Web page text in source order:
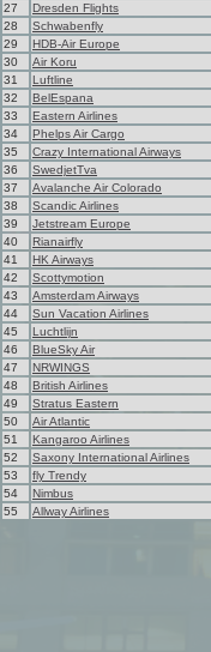
27
Dresden Flights
28
Schwabenfly
29
HDB-Air Europe
30
Air Koru
31
Luftline
32
BelEspana
33
Eastern Airlines
34
Phelps Air Cargo
35
Crazy International Airways
36
SwedjetTva
37
Avalanche Air Colorado
38
Scandic Airlines
39
Jetstream Europe
40
Rianairfly
41
HK Airways
42
Scottymotion
43
Amsterdam Airways
44
Sun Vacation Airlines
45
Luchtlijn
46
BlueSky Air
47
NRWINGS
48
British Airlines
49
Stratus Eastern
50
Air Atlantic
51
Kangaroo Airlines
52
Saxony International Airlines
53
fly Trendy
54
Nimbus
55
Allway Airlines